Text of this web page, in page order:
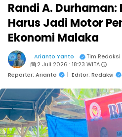
Randi A. Durhaman:
Harus Jadi Motor
Ekonomi Malaka
Arianto Yanto
Tim Redaksi
2 Juli 2026 : 18:23 WITA
Reporter: Arianto
| Editor: Redaksi